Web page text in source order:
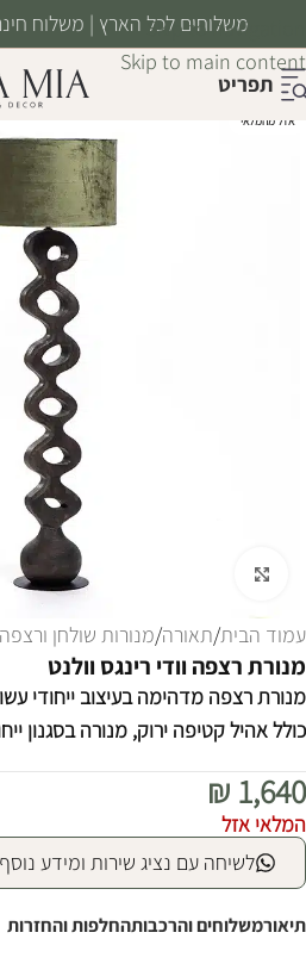
Skip to navigation
Skip to main content
משלוחים לכל הארץ | משלוח חינם
תפריט
אזל מהמלאי
עמוד הבית/תאורה/מנורות שולחן ורצפה
מנורת רצפה וודי רינגס וולנט
מנורת רצפה מדהימה בעיצוב ייחודי
כולל אהיל קטיפה ירוק, מנורה בסגנון
₪ 1,640
המלאי אזל
לשיחה עם נציג שירות ומידע
תיאורמשלוחים והרכבותהחלפות והחזרות